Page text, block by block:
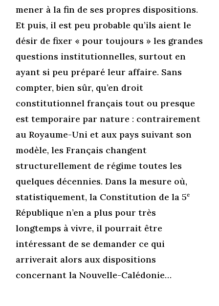
mener à la fin de ses propres dispositions.
Et puis, il est peu probable qu’ils aient le
désir de fixer « pour toujours » les grandes
questions institutionnelles, surtout en
ayant si peu préparé leur affaire. Sans
compter, bien sûr, qu’en droit
constitutionnel français tout ou presque
est temporaire par nature : contrairement
au Royaume-Uni et aux pays suivant son
modèle, les Français changent
structurellement de régime toutes les
quelques décennies. Dans la mesure où,
statistiquement, la Constitution de la 5e
République n’en a plus pour très
longtemps à vivre, il pourrait être
intéressant de se demander ce qui
arriverait alors aux dispositions
concernant la Nouvelle-Calédonie…